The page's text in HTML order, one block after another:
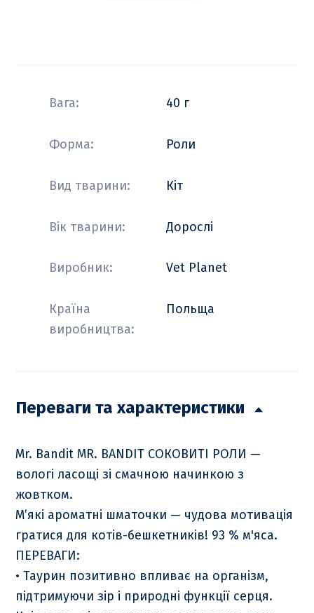
Вага: 40 г
Форма: Роли
Вид тварини: Кіт
Вік тварини: Дорослі
Виробник: Vet Planet
Країна
виробництва:
Польща
Переваги та характеристики
Mr. Bandit MR. BANDIT СОКОВИТІ РОЛИ —
вологі ласощі зі смачною начинкою з
жовтком.
М’які ароматні шматочки — чудова мотивація
гратися для котів-бешкетників! 93 % м'яса.
ПЕРЕВАГИ:
• Таурин позитивно впливає на організм,
підтримуючи зір і природні функції серця.